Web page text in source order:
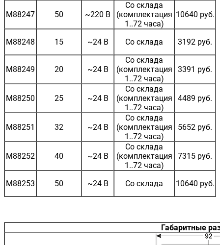
M88247 50 ~220 В
Со склада
(комплектация
1..72 часа)
10640 руб.
M88248 15 ~24 В Со склада 3192 руб.
M88249 20 ~24 В
Со склада
(комплектация
1..72 часа)
3391 руб.
M88250 25 ~24 В
Со склада
(комплектация
1..72 часа)
4489 руб.
M88251 32 ~24 В
Со склада
(комплектация
1..72 часа)
5652 руб.
M88252 40 ~24 В
Со склада
(комплектация
1..72 часа)
7315 руб.
M88253 50 ~24 В Со склада 10640 руб.
Габаритные